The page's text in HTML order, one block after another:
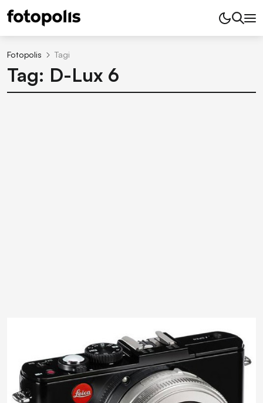
Fotopolis Tagi
Tag: D-Lux 6